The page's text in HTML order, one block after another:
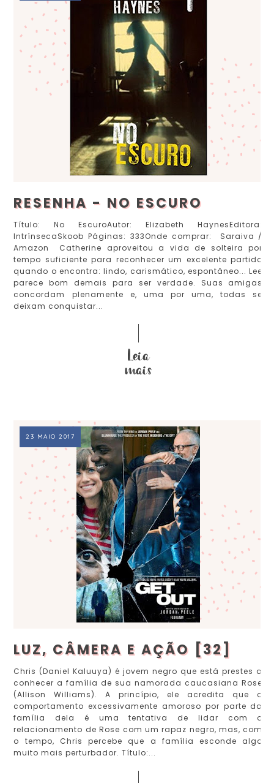
RESENHA - NO ESCURO
Título: No EscuroAutor: Elizabeth HaynesEditora:
IntrínsecaSkoob Páginas: 333Onde comprar: Saraiva /
Amazon Catherine aproveitou a vida de solteira por
tempo suficiente para reconhecer um excelente partido
quando o encontra: lindo, carismático, espontâneo... Lee
parece bom demais para ser verdade. Suas amigas
concordam plenamente e, uma por uma, todas se
deixam conquistar...
23 MAIO 2017
LUZ, CÂMERA E AÇÃO [32]
Chris (Daniel Kaluuya) é jovem negro que está prestes a
conhecer a família de sua namorada caucasiana Rose
(Allison Williams). A princípio, ele acredita que o
comportamento excessivamente amoroso por parte da
família dela é uma tentativa de lidar com o
relacionamento de Rose com um rapaz negro, mas, com
o tempo, Chris percebe que a família esconde algo
muito mais perturbador. Título:...